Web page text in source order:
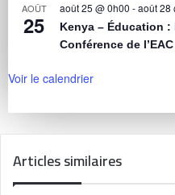
AOÛT
25
août 25 @ 0h00 -août 28
Kenya – Éducation
Conférence de
Voir le calendrier
Articles similaires